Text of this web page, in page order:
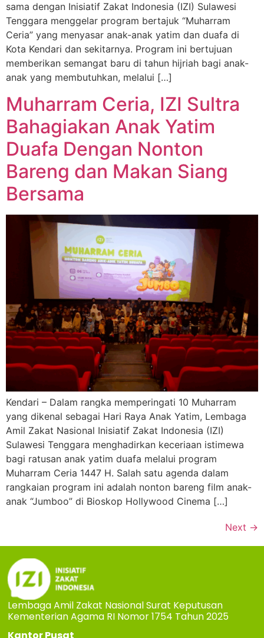
sama dengan Inisiatif Zakat Indonesia (IZI) Sulawesi
Tenggara menggelar program bertajuk “Muharram
Ceria” yang menyasar anak-anak yatim dan duafa di
Kota Kendari dan sekitarnya. Program ini bertujuan
memberikan semangat baru di tahun hijriah bagi anak-
anak yang membutuhkan, melalui […]
Muharram Ceria, IZI Sultra
Bahagiakan Anak Yatim
Duafa Dengan Nonton
Bareng dan Makan Siang
Bersama
Kendari – Dalam rangka memperingati 10 Muharram
yang dikenal sebagai Hari Raya Anak Yatim, Lembaga
Amil Zakat Nasional Inisiatif Zakat Indonesia (IZI)
Sulawesi Tenggara menghadirkan keceriaan istimewa
bagi ratusan anak yatim duafa melalui program
Muharram Ceria 1447 H. Salah satu agenda dalam
rangkaian program ini adalah nonton bareng film anak-
anak “Jumboo” di Bioskop Hollywood Cinema […]
Next →
Lembaga Amil Zakat Nasional Surat Keputusan
Kementerian Agama RI Nomor 1754 Tahun 2025
Kantor Pusat